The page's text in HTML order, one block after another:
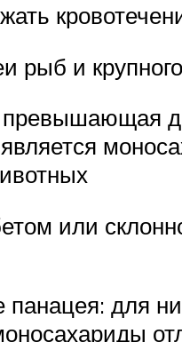
и крупного
или
для